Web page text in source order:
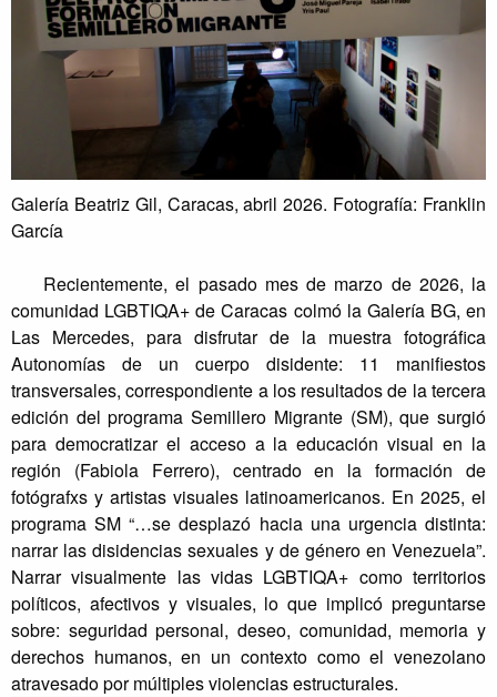
Galería Beatriz Gil, Caracas, abril 2026. Fotografía: Franklin
García
Recientemente, el pasado mes de marzo de 2026, la
comunidad LGBTIQA+ de Caracas colmó la Galería BG, en
Las Mercedes, para disfrutar de la muestra fotográfica
Autonomías de un cuerpo disidente: 11 manifiestos
transversales, correspondiente a los resultados de la tercera
edición del programa Semillero Migrante (SM), que surgió
para democratizar el acceso a la educación visual en la
región (Fabiola Ferrero), centrado en la formación de
fotógrafxs y artistas visuales latinoamericanos. En 2025, el
programa SM “…se desplazó hacia una urgencia distinta:
narrar las disidencias sexuales y de género en Venezuela”.
Narrar visualmente las vidas LGBTIQA+ como territorios
políticos, afectivos y visuales, lo que implicó preguntarse
sobre: seguridad personal, deseo, comunidad, memoria y
derechos humanos, en un contexto como el venezolano
atravesado por múltiples violencias estructurales.